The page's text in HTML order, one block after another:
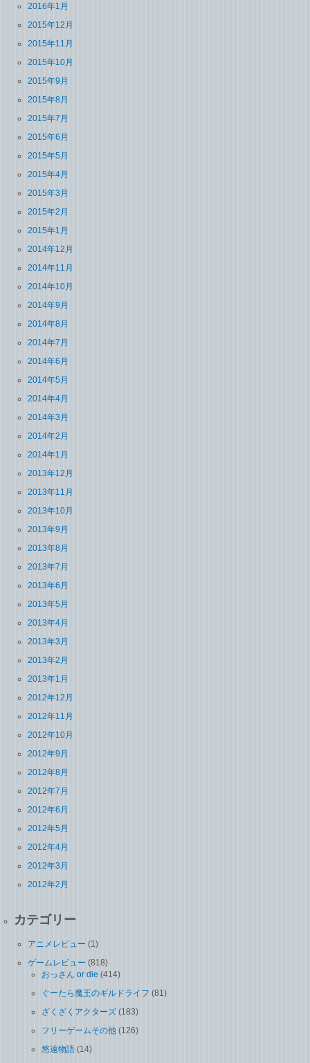
2016年1月
2015年12月
2015年11月
2015年10月
2015年9月
2015年8月
2015年7月
2015年6月
2015年5月
2015年4月
2015年3月
2015年2月
2015年1月
2014年12月
2014年11月
2014年10月
2014年9月
2014年8月
2014年7月
2014年6月
2014年5月
2014年4月
2014年3月
2014年2月
2014年1月
2013年12月
2013年11月
2013年10月
2013年9月
2013年8月
2013年7月
2013年6月
2013年5月
2013年4月
2013年3月
2013年2月
2013年1月
2012年12月
2012年11月
2012年10月
2012年9月
2012年8月
2012年7月
2012年6月
2012年5月
2012年4月
2012年3月
2012年2月
カテゴリー
アニメレビュー (1)
ゲームレビュー (818)
おっさん or die (414)
ぐーたら魔王のギルドライフ (81)
ざくざくアクターズ (183)
フリーゲームその他 (126)
悠遠物語 (14)